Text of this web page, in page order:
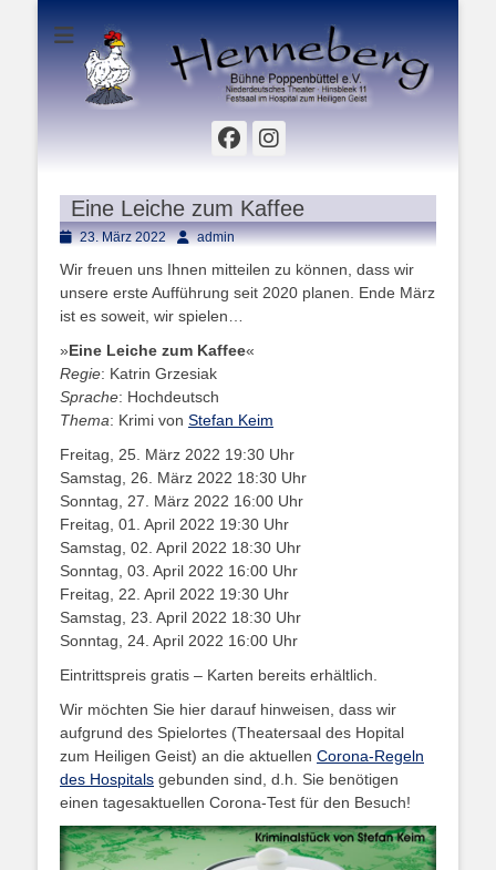
Henneberg Bühne
Poppenbüttel e.V.
Hinsbleek 11 - Festsaal im Hospital zum Heiligen Geist
Facebook
Instagram
Eine Leiche zum Kaffee
Posted23. März 2022 Autoradmin
Wir freuen uns Ihnen mitteilen zu können, dass wir
unsere erste Aufführung seit 2020 planen. Ende März
ist es soweit, wir spielen…
»Eine Leiche zum Kaffee«
Regie: Katrin Grzesiak
Sprache: Hochdeutsch
Thema: Krimi von Stefan Keim
Freitag, 25. März 2022 19:30 Uhr
Samstag, 26. März 2022 18:30 Uhr
Sonntag, 27. März 2022 16:00 Uhr
Freitag, 01. April 2022 19:30 Uhr
Samstag, 02. April 2022 18:30 Uhr
Sonntag, 03. April 2022 16:00 Uhr
Freitag, 22. April 2022 19:30 Uhr
Samstag, 23. April 2022 18:30 Uhr
Sonntag, 24. April 2022 16:00 Uhr
Eintrittspreis gratis – Karten bereits erhältlich.
Wir möchten Sie hier darauf hinweisen, dass wir
aufgrund des Spielortes (Theatersaal des Hopital
zum Heiligen Geist) an die aktuellen Corona-Regeln
des Hospitals gebunden sind, d.h. Sie benötigen
einen tagesaktuellen Corona-Test für den Besuch!